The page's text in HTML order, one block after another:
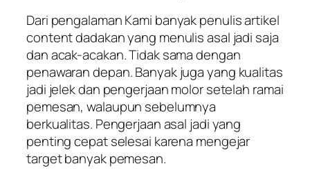
Dari pengalaman Kami banyak penulis artikel
content dadakan yang menulis asal jadi saja
dan acak-acakan. Tidak sama dengan
penawaran depan. Banyak juga yang kualitas
jadi jelek dan pengerjaan molor setelah ramai
pemesan, walaupun sebelumnya
berkualitas. Pengerjaan asal jadi yang
penting cepat selesai karena mengejar
target banyak pemesan.